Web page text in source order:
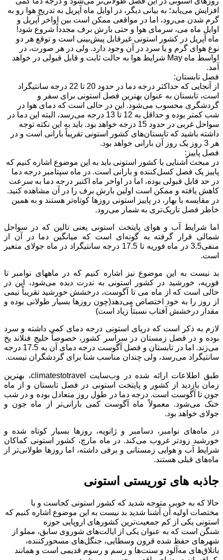
افزایش می‌یابد؛ به بیانی دیگر، در اوایل ماه آپریل به تدریج هوا رو به
گرم شدن می‌رود، اما در مواقعی ممکن است بین اواخر آپریل و
اوایل ماه می، سرمای هوا و حتی بارش برف مجدداً شروع شود!
ماه آپریل در کشور استونی غیرقابل پیش‌بینی است و توقع هر دو
نوع هوای گرم و یا سرد در آن وجود دارد. ولی در هر صورت، در
اواسط ماه May شرایط هوا به حالت ثابت و قابل قبولی در خواهد
آمد.
فصل تابستان:
از آنجایی که حداکثر درجه دما در حدود 20 تا 22 درجه سانتیگراد
است، تابستان به عنوان بهترین فصل استونی برای سفر و
گردشگری محسوب می‌شود. این در حالی است که دمای هوا در
شب کمتر بوده و حداقل به 12 تا 13 درجه می‌رسد، البته این دما در
سواحل غربی در حدود 15 درجه خواهد بود. باید به این نکته توجه
داشته باشید که تابستان‌های کشور استونی تقریباً بارانی است و در
هر 3 روز یک روز آن بارانی خواهد بود.
فصل پاییز:
در مبحث آشنایی با کشور استونی باید به این موضوع اشاره کنیم که
پاییز یک فصل کسل‌کننده و بارانی است. در ماه سپتامبر درجه دما
در حد قابل قبولی بوده، اما در اواخر ماه اکتبر درجه دما به سرعت
کاهش یافته و ممکن است اولین بارش برف را در آن مشاهده کنید.
در مقایسه با بهار، در پاییز استونی روزها کوتاه‌تر هستند و به همین
خاطر فصل تاریک‌تری به شمار می‌رود.
اما شرایط آب و هوای پایتخت استونی یعنی تالین که در سواحل
شمالی قرار گرفته به گونه‌ای است که میانگین دما در آن از
منفی3.5 در ماه فوریه تا 17.5 درجه سانتیگراد در ماه جولای متغیر
است.
بد نیست به این موضوع نیز اشاره کنیم که در ماههای نوامبر تا
فوریه، خورشید در کشور استونی به ندرت دیده می‌شود، این در
حالی است که از ماه می تا آگوست، درخشش خورشید تقریباً نیمی
از روز را به خود اختصاص می‌دهد(چون روزها بسیار طولانی بوده و
مقدار درخشش آفتاب نسبتاً زیاد است)
لازم به ذکر است که دریای استونی درجه دمای کمی داشته و سرد
بوده و در فصل زمستان در سراسر کشور، خصوصاً خلیج فنلاند یخ
می‌زند. اما در تابستان و فصل آگوست درجه دمای آن به 17.5 درجه
سانتیگراد می‌رسد، ولی چندان مناسب شنا برای گردشگران نیست.
طبق اطلاعات ارائه شده در وب‌سایت climatestotravel، بهترین
زمان بازدید از کشور و پایتخت استونی در فصل تابستان و از ماه
جون تا آگوست است. درجه دما در طول روز متعادل بوده و در شب
خنک می‌شود. معمولاً ماه آگوست کمی بارانی‌تر از ماه جون و
جولای خواهد بود.
در ماه‌های نوامبر، دسامبر و ژانویه، روزها بسیار کوتاه شده و
خورشید زودتر غروب می‌کند. در ماه مارچ، کشور استونی کماکان
شرایط آب و هوایی زمستانی و برفی داشته، اما روزها طولانی‌تر از
ماه‌های قبلی هستند.
جاذبه های توریستی استونی
حالا که به خوبی متوجه شدید که کشور استونی کجاست و با
مختصات اولیه آن آشنا شدید بد نیست به این موضوع اشاره کنیم که
استونی یکی از کم جمعیت‌ترین کشورهای اروپایی حوزه
شنگن است که به عنوان یکی از ایالت‌های شوروی سابق، مملو از
شهرهای حفظ شده قرون وسطایی، جنگل‌های مسحور‌کننده،
باتلاق‌های مه‌آلود و سنت‌ها و رسم و رسوم قدیمی است و همانند